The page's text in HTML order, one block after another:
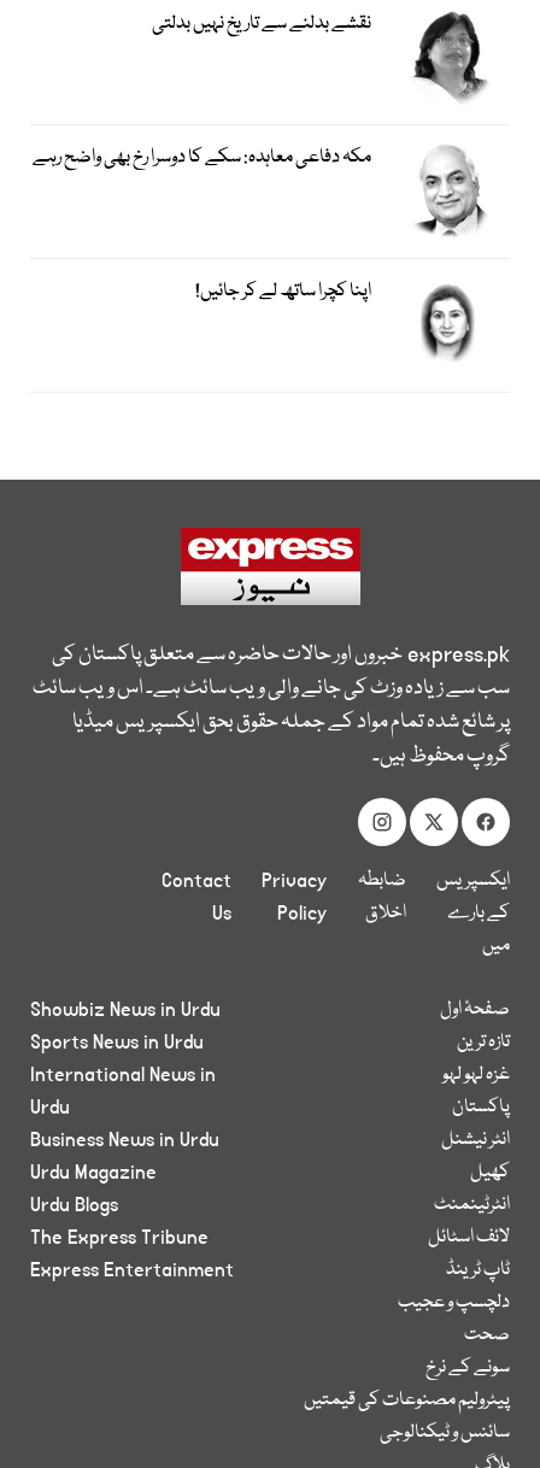
نقشے بدلنے سے تاریخ نہیں بدلتی
مکہ دفاعی معاہدہ: سکے کا دوسرا رخ بھی واضح رہے
اپنا کچرا ساتھ لے کر جائیں!
express.pkخبروں اور حالات حاضرہ سے متعلق پاکستان کی
سب سے زیادہ وزٹ کی جانے والی ویب سائٹ ہے۔ اس ویب سائٹ
پر شائع شدہ تمام مواد کے جملہ حقوق بحق ایکسپریس میڈیا
گروپ محفوظ ہیں۔
ایکسپریس
کے بارے
میں
ضابطہ
اخلاق
Privacy
Policy
Contact
Us
صفحۂ اول
تازہ ترین
غزہ لہو لہو
پاکستان
انٹر نیشنل
کھیل
انٹرٹینمنٹ
لائف اسٹائل
ٹاپ ٹرینڈ
دلچسپ و عجیب
صحت
سونے کے نرخ
پیٹرولیم مصنوعات کی قیمتیں
سائنس و ٹیکنالوجی
Showbiz News in Urdu
Sports News in Urdu
International News in
Urdu
Business News in Urdu
Urdu Magazine
Urdu Blogs
The Express Tribune
Express Entertainment